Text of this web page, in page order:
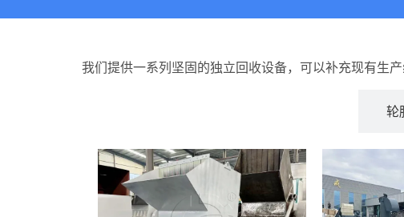
我们提供一系列坚固的独立回收设备，可以补充现有生
轮